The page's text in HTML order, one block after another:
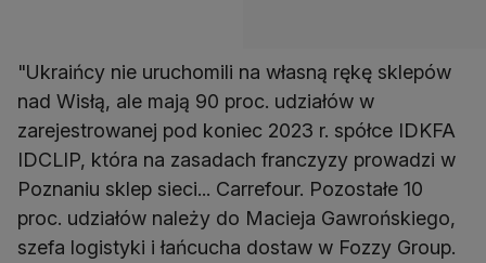
"Ukraińcy nie uruchomili na własną rękę sklepów
nad Wisłą, ale mają 90 proc. udziałów w
zarejestrowanej pod koniec 2023 r. spółce IDKFA
IDCLIP, która na zasadach franczyzy prowadzi w
Poznaniu sklep sieci... Carrefour. Pozostałe 10
proc. udziałów należy do Macieja Gawrońskiego,
szefa logistyki i łańcucha dostaw w Fozzy Group.